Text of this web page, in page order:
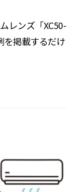
レンズ「XC50-
を掲載するだけ